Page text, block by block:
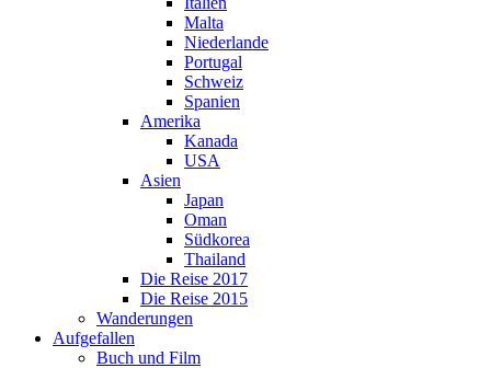
Malta
Niederlande
Portugal
Schweiz
Spanien
Amerika
Kanada
USA
Asien
Japan
Oman
Südkorea
Thailand
Die Reise 2017
Die Reise 2015
Wanderungen
Aufgefallen
Buch und Film